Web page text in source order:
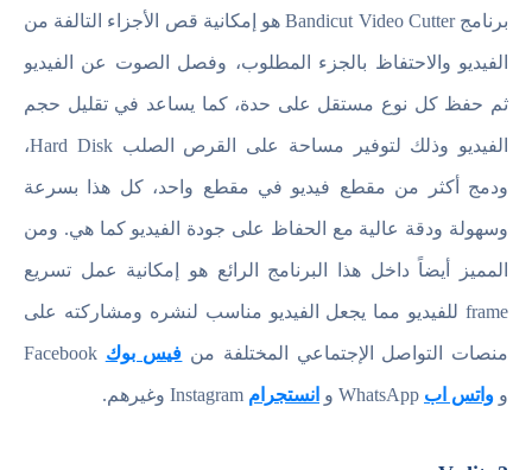
برنامج Bandicut Video Cutter هو إمكانية قص الأجزاء التالفة من
الفيديو والاحتفاظ بالجزء المطلوب، وفصل الصوت عن الفيديو
ثم حفظ كل نوع مستقل على حدة، كما يساعد في تقليل حجم
الفيديو وذلك لتوفير مساحة على القرص الصلب Hard Disk،
ودمج أكثر من مقطع فيديو في مقطع واحد، كل هذا بسرعة
وسهولة ودقة عالية مع الحفاظ على جودة الفيديو كما هي. ومن
المميز أيضاً داخل هذا البرنامج الرائع هو إمكانية عمل تسريع
frame للفيديو مما يجعل الفيديو مناسب لنشره ومشاركته على
منصات التواصل الإجتماعي المختلفة من فيس بوك Facebook
و واتس اب انستجرام